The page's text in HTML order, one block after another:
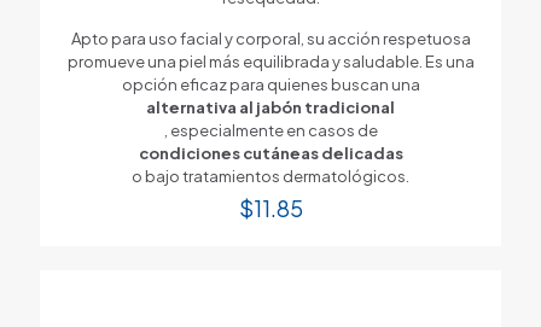
Apto para uso facial y corporal, su acción respetuosa
promueve una piel más equilibrada y saludable. Es una
opción eficaz para quienes buscan una
alternativa al jabón tradicional
, especialmente en casos de
condiciones cutáneas delicadas
o bajo tratamientos dermatológicos.
$11.85